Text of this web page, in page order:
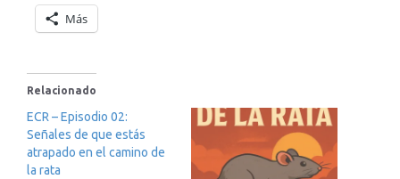
Más
Relacionado
ECR – Episodio 02:
Señales de que estás
atrapado en el camino de
la rata